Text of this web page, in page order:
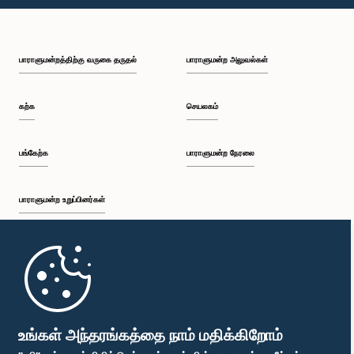
உங்கள் அந்தரங்கத்தை நாம் மதிக்கிறோம்
பி.ப. 1:46 - பி.ப. 1:59
பி.ப. 2:11 - பி.ப. 2:19
பி.ப. 2:29 - பி.ப. 2:35
பாராளுமன்றத்திற்கு வருகை தருதல்
கற்க
பங்கேற்க
பாராளுமன்ற உறுப்பினர்கள்
முதற்பக்கம்
பாராளுமன்ற அலுவல்கள்
செயலகம்
பாராளுமன்ற நேரலை
பாராளுமன்ற கையடக்க செயலி